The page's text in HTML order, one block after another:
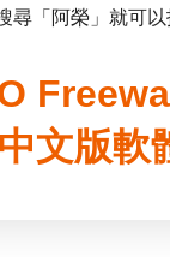
尋「阿榮」就可
中文版軟